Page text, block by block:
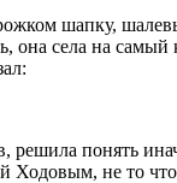
шапку,
села на
понять
Ходовым, не то